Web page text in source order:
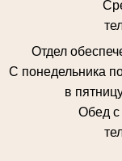
Отдел
С понедельника
в
Обед с